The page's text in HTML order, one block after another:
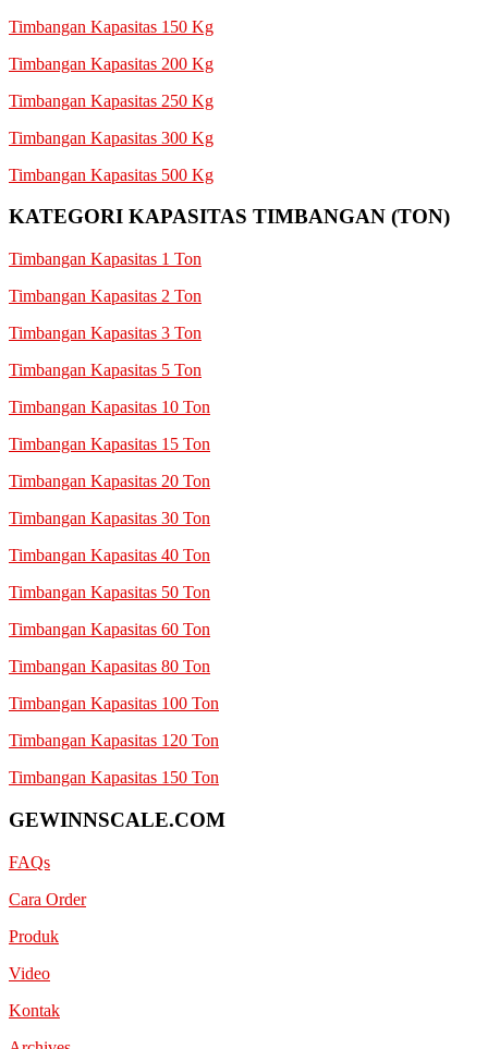
Timbangan Kapasitas 150 Kg
Timbangan Kapasitas 200 Kg
Timbangan Kapasitas 250 Kg
Timbangan Kapasitas 300 Kg
Timbangan Kapasitas 500 Kg
KATEGORI KAPASITAS TIMBANGAN (TON)
Timbangan Kapasitas 1 Ton
Timbangan Kapasitas 2 Ton
Timbangan Kapasitas 3 Ton
Timbangan Kapasitas 5 Ton
Timbangan Kapasitas 10 Ton
Timbangan Kapasitas 15 Ton
Timbangan Kapasitas 20 Ton
Timbangan Kapasitas 30 Ton
Timbangan Kapasitas 40 Ton
Timbangan Kapasitas 50 Ton
Timbangan Kapasitas 60 Ton
Timbangan Kapasitas 80 Ton
Timbangan Kapasitas 100 Ton
Timbangan Kapasitas 120 Ton
Timbangan Kapasitas 150 Ton
GEWINNSCALE.COM
FAQs
Cara Order
Produk
Video
Kontak